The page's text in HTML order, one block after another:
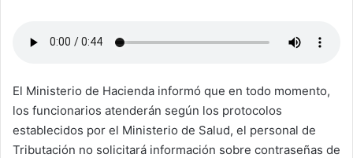
El Ministerio de Hacienda informó que en todo momento,
los funcionarios atenderán según los protocolos
establecidos por el Ministerio de Salud, el personal de
Tributación no solicitará información sobre contraseñas de